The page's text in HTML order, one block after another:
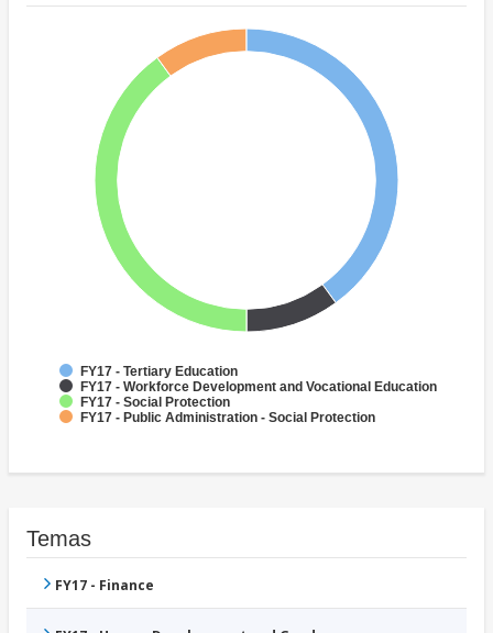
FY17 - Tertiary Education
FY17 - Workforce Development and Vocational Education
FY17 - Social Protection
FY17 - Public Administration - Social Protection
Temas
FY17 - Finance